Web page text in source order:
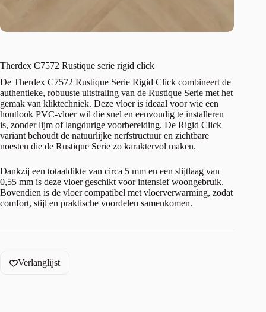
Therdex C7572 Rustique serie rigid click
De Therdex C7572 Rustique Serie Rigid Click combineert de
authentieke, robuuste uitstraling van de Rustique Serie met het
gemak van kliktechniek. Deze vloer is ideaal voor wie een
houtlook PVC-vloer wil die snel en eenvoudig te installeren
is, zonder lijm of langdurige voorbereiding. De Rigid Click
variant behoudt de natuurlijke nerfstructuur en zichtbare
noesten die de Rustique Serie zo karaktervol maken.
Dankzij een totaaldikte van circa 5 mm en een slijtlaag van
0,55 mm is deze vloer geschikt voor intensief woongebruik.
Bovendien is de vloer compatibel met vloerverwarming, zodat
comfort, stijl en praktische voordelen samenkomen.
Verlanglijst